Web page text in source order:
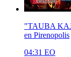
"TAUBA
en Pirenopolis
04:31 EO